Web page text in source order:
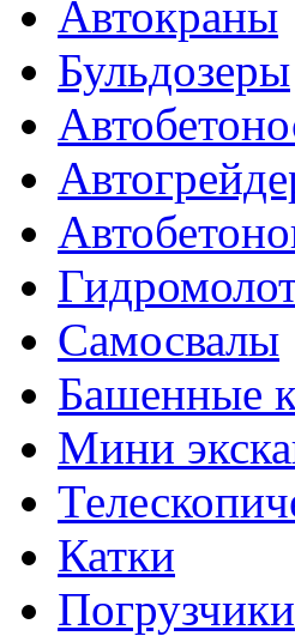
Автокраны
Бульдозеры
Самосвалы
Башенные
Мини
Катки
Погрузчики